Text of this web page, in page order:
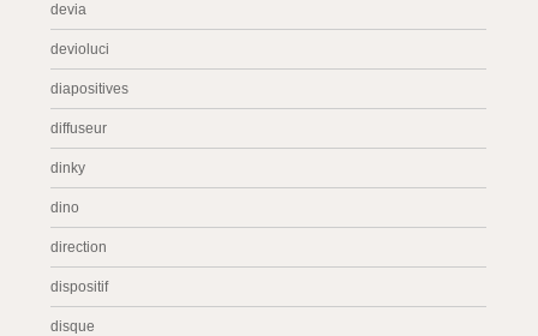
devia
devioluci
diapositives
diffuseur
dinky
dino
direction
dispositif
disque